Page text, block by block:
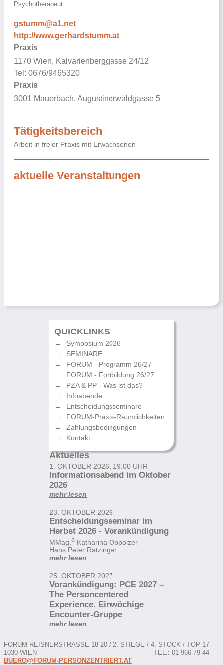
Psychotherapeut
gstumm@a1.net
http://www.gerhardstumm.at
Praxis
1170 Wien, Kalvarienberggasse 24/12
Tel: 0676/9465320
Praxis
3001 Mauerbach, Augustinerwaldgasse 5
Tätigkeitsbereich
Arbeit in freier Praxis mit Erwachsenen
aktuelle Veranstaltungen
QUICKLINKS
Symposium 2026
SEMINARE
FORUM - Programm 26/27
FORUM - Fortbildung 26/27
PZA & PP - Was ist das?
Infoabende
Entscheidungsseminare
FORUM-Praxis-Räumlichkeiten
Zahlungsbedingungen
Kontakt
Aktuelles
1. OKTOBER 2026, 19.00 UHR
Informationsabend im Oktober
2026
mehr lesen
23. OKTOBER 2026
Entscheidungsseminar im
Herbst 2026 - Vorankündigung
MMag. a Katharina Oppolzer
Hans Peter Ratzinger
mehr lesen
25. OKTOBER 2027
Vorankündigung: PCE 2027 –
The Personcentered
Experience. Einwöchige
Encounter-Gruppe
mehr lesen
FORUM REISNERSTRASSE 18-20 / 2. STIEGE / 4. STOCK / TOP 17
1030 WIEN
TEL.: 01 966 79 44
BUERO@FORUM-PERSONZENTRIERT.AT